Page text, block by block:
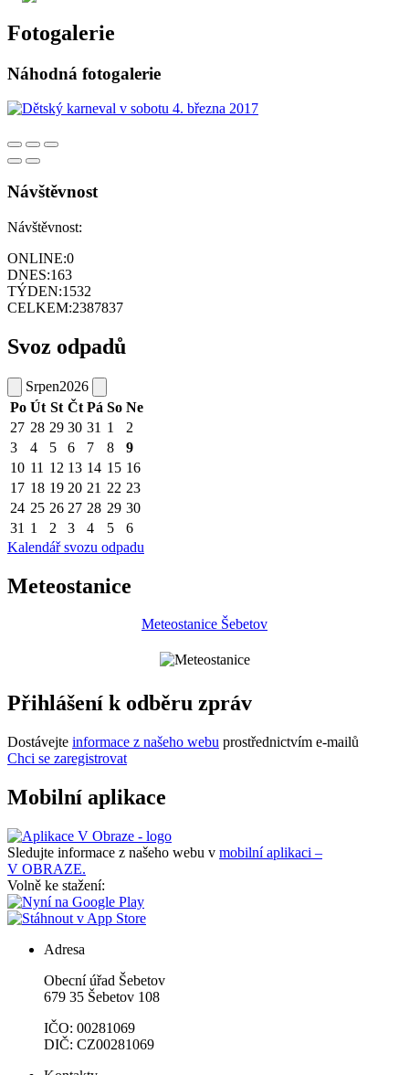
Fotogalerie
Náhodná fotogalerie
Návštěvnost
Návštěvnost:
ONLINE:0
DNES:163
TÝDEN:1532
CELKEM:2387837
Svoz odpadů
Srpen2026
Po Út St Čt Pá So Ne
27 28 29 30 31 1
2
3
4 5 6 7 8
9
10 11 12 13 14 15 16
17 18 19 20 21 22 23
24 25 26 27 28 29 30
31 1 2 3 4 5
6
Kalendář svozu odpadu
Meteostanice
Meteostanice Šebetov
Přihlášení k odběru zpráv
Dostávejte informace z našeho webu prostřednictvím e-mailů
Chci se zaregistrovat
Mobilní aplikace
Sledujte informace z našeho webu v mobilní aplikaci –
V OBRAZE.
Volně ke stažení:
Adresa
Obecní úřad Šebetov
679 35 Šebetov 108
IČO: 00281069
DIČ: CZ00281069